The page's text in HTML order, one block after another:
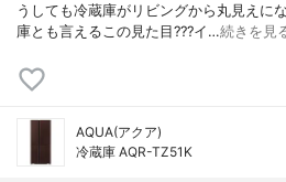
うしても冷蔵庫がリビングから丸見えに
庫とも言えるこの見た目???イ…続きを見
AQUA(アクア)
冷蔵庫 AQR-TZ51K